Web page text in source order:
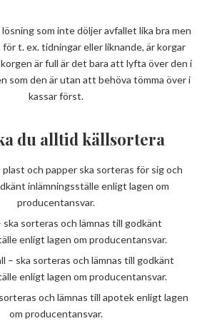
som inte döljer avfallet lika bra men
för t. ex. tidningar eller liknande, är korgar
är full är det bara att lyfta över den i
som den är utan att behöva tömma över i
kassar först.
du alltid källsortera
plast och papper ska sorteras för sig och
inlämningsställe enligt lagen om
producentansvar.
ska sorteras och lämnas till godkänt
enligt lagen om producentansvar.
– ska sorteras och lämnas till godkänt
enligt lagen om producentansvar.
och lämnas till apotek enligt lagen
om producentansvar.